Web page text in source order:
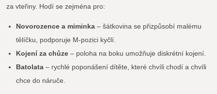
za vteřiny. Hodí se zejména pro:
Novorozence a miminka – šátkovina se přizpůsobí malému
tělíčku, podporuje M-pozici kyčlí.
Kojení za chůze – poloha na boku umožňuje diskrétní kojení.
Batolata – rychlé poponášení dítěte, které chvíli chodí a chvíli
chce do náruče.